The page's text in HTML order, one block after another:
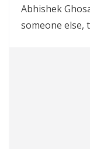
Abhishek
someone else,